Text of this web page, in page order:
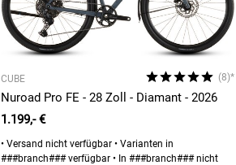
CUBE (8)*
Nuroad Pro FE - 28 Zoll - Diamant - 2026
1.199,- €
• Versand nicht verfügbar• Varianten in
###branch### verfügbar• In ###branch### nicht